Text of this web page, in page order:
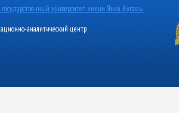
государственный университет имени Янки Купалы
аналитический центр